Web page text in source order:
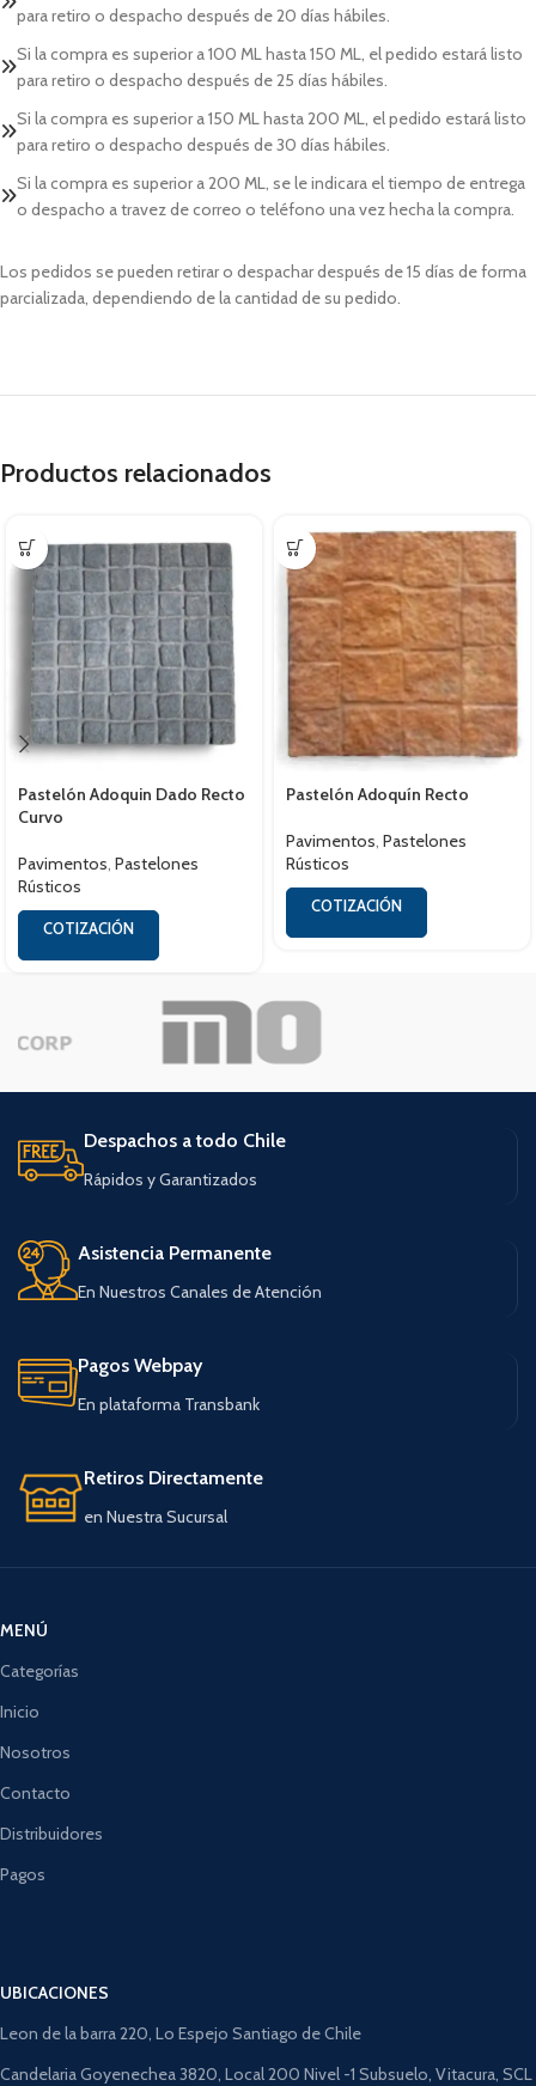
para retiro o despacho después de 20 días hábiles.
Si la compra es superior a 100 ML hasta 150 ML, el pedido estará listo
para retiro o despacho después de 25 días hábiles.
Si la compra es superior a 150 ML hasta 200 ML, el pedido estará listo
para retiro o despacho después de 30 días hábiles.
Si la compra es superior a 200 ML, se le indicara el tiempo de entrega
o despacho a travez de correo o teléfono una vez hecha la compra.
Los pedidos se pueden retirar o despachar después de 15 días de forma
parcializada, dependiendo de la cantidad de su pedido.
Productos relacionados
Pastelón Adoquin Dado Recto
Curvo
Pavimentos, Pastelones
Rústicos
COTIZACIÓN
Pastelón Adoquín Recto
Pavimentos, Pastelones
Rústicos
COTIZACIÓN
Despachos a todo Chile
Rápidos y Garantizados
Asistencia Permanente
En Nuestros Canales de Atención
Pagos Webpay
En plataforma Transbank
Retiros Directamente
en Nuestra Sucursal
MENÚ
Categorías
Inicio
Nosotros
Contacto
Distribuidores
Pagos
UBICACIONES
Leon de la barra 220, Lo Espejo Santiago de Chile
Candelaria Goyenechea 3820, Local 200 Nivel -1 Subsuelo, Vitacura, SCL